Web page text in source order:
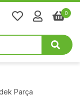
0
Parça